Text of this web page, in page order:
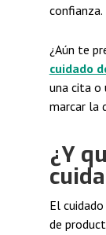
confianza.
¿Aún te
cuidado
una cita o
marcar la
¿Y
El
de